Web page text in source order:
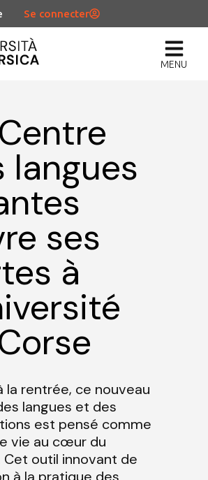
Se connecter
MENU
langues
ses
à
la rentrée, ce nouveau
langues et des
est pensé comme
vie au cœur du
Cet outil innovant de
à la pratique des